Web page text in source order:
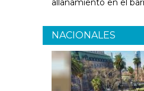
allanamiento en el
NACIONALES